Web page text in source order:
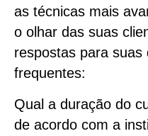
as técnicas mais
o olhar das suas
respostas para suas
frequentes:
Qual a duração do
de acordo com a